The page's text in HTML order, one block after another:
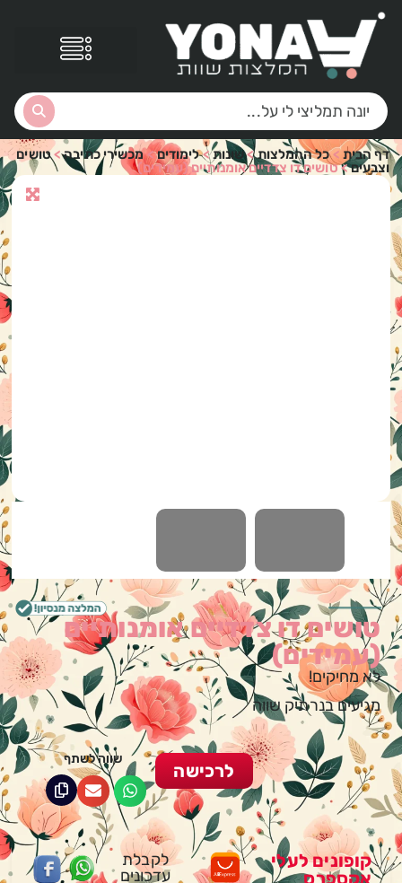
דף הבית>כל ההמלצות>שונות>לימודים>מכשירי כתיבה>טושים
וצבעים>טושים דו צדדיים אומנותיים (עמידים)
טושים דו צדדיים אומנותיים
(עמידים)
לא מחיקים!
מגיעים בנרתיק שווה
שווה לשתף
לרכישה
לקבלת
עדכונים
קופונים לעלי